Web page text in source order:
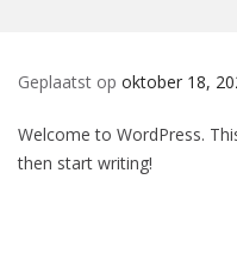
Geplaatst op oktober 18,
Welcome to WordPress.
then start writing!